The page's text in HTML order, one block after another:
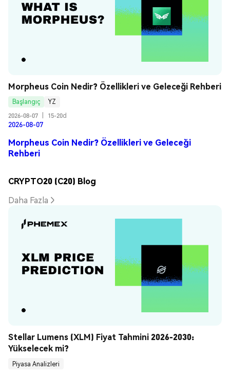
Morpheus Coin Nedir? Özellikleri ve Geleceği Rehberi
Başlangıç
YZ
2026-08-07
15-20d
2026-08-07
Morpheus Coin Nedir? Özellikleri ve Geleceği
Rehberi
CRYPTO20 (C20) Blog
Daha Fazla
Stellar Lumens (XLM) Fiyat Tahmini 2026-2030:
Yükselecek mi?
Piyasa Analizleri